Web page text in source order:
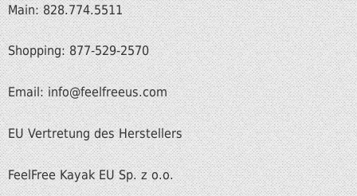
Main: 828.774.5511
Shopping: 877-529-2570
Email: info@feelfreeus.com
EU Vertretung des Herstellers
FeelFree Kayak EU Sp. z o.o.